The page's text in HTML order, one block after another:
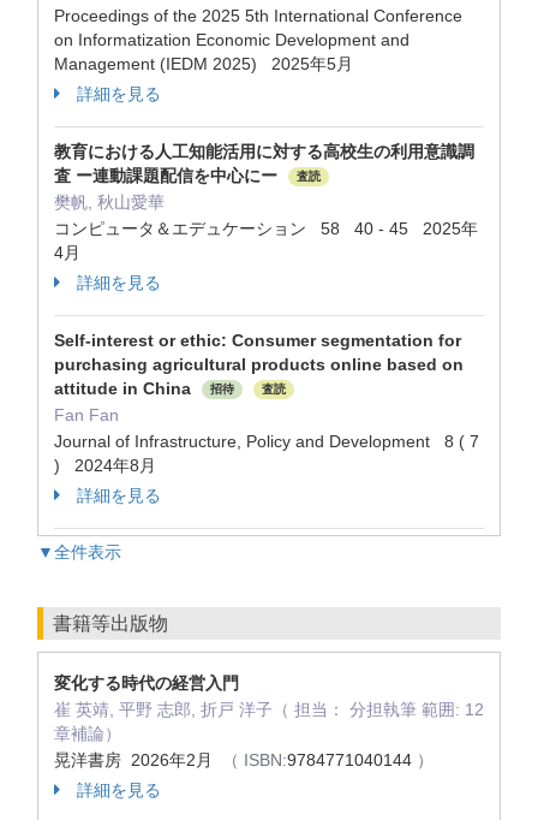
Proceedings of the 2025 5th International Conference
on Informatization Economic Development and
Management (IEDM 2025) 2025年5月
詳細を見る
教育における人工知能活用に対する高校生の利用意識調
査 ー連動課題配信を中心にー
査読
樊帆, 秋山愛華
コンピュータ＆エデュケーション 58 40 - 45 2025年
4月
詳細を見る
Self-interest or ethic: Consumer segmentation for
purchasing agricultural products online based on
attitude in China
招待 査読
Fan Fan
Journal of Infrastructure, Policy and Development 8 ( 7
) 2024年8月
詳細を見る
▼全件表示
書籍等出版物
変化する時代の経営入門
崔 英靖, 平野 志郎, 折戸 洋子（ 担当： 分担執筆 範囲: 12
章補論）
晃洋書房 2026年2月
（ ISBN:9784771040144 ）
詳細を見る